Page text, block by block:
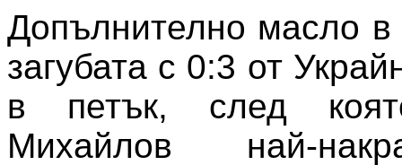
Допълнително масло в
загубата с 0:3 от
в петък, след
Михайлов най-